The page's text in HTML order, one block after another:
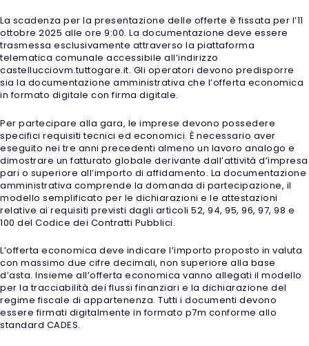
La scadenza per la presentazione delle offerte è fissata per l’11
ottobre 2025 alle ore 9:00. La documentazione deve essere
trasmessa esclusivamente attraverso la piattaforma
telematica comunale accessibile all’indirizzo
castellucciovm.tuttogare.it. Gli operatori devono predisporre
sia la documentazione amministrativa che l’offerta economica
in formato digitale con firma digitale.
Per partecipare alla gara, le imprese devono possedere
specifici requisiti tecnici ed economici. È necessario aver
eseguito nei tre anni precedenti almeno un lavoro analogo e
dimostrare un fatturato globale derivante dall’attività d’impresa
pari o superiore all’importo di affidamento. La documentazione
amministrativa comprende la domanda di partecipazione, il
modello semplificato per le dichiarazioni e le attestazioni
relative ai requisiti previsti dagli articoli 52, 94, 95, 96, 97, 98 e
100 del Codice dei Contratti Pubblici.
L’offerta economica deve indicare l’importo proposto in valuta
con massimo due cifre decimali, non superiore alla base
d’asta. Insieme all’offerta economica vanno allegati il modello
per la tracciabilità dei flussi finanziari e la dichiarazione del
regime fiscale di appartenenza. Tutti i documenti devono
essere firmati digitalmente in formato p7m conforme allo
standard CADES.